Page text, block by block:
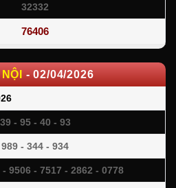
32332
76406
-02/04/2026
39 - 95 - 40 - 93
989 - 344 - 934
9506 - 7517 - 2862 - 0778